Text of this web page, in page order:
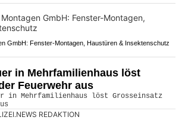
GmbH: Fenster-Montagen, Haustüren & Insektenschutz
in Mehrfamilienhaus löst
Feuerwehr aus
REDAKTION